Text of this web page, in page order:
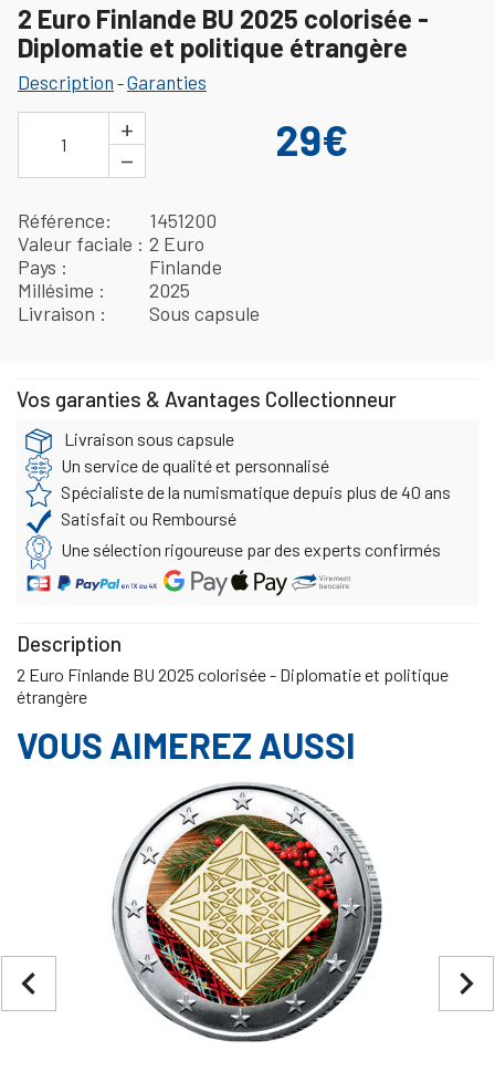
2 Euro Finlande BU 2025 colorisée -
Diplomatie et politique étrangère
Description -Garanties
1
+
−
29€
Référence
1451200
Valeur faciale
2 Euro
Pays
Finlande
Millésime
2025
Livraison
Sous capsule
Vos garanties & Avantages Collectionneur
Livraison sous capsule
Un service de qualité et personnalisé
Spécialiste de la numismatique depuis plus de 40 ans
Satisfait ou Remboursé
Une sélection rigoureuse par des experts confirmés
Description
2 Euro Finlande BU 2025 colorisée - Diplomatie et politique
étrangère
VOUS AIMEREZ AUSSI
navigate_next
navigate_before